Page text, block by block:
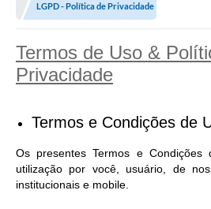
Contratos
Arquivos
Farmácia Básica
Serviços
LGPD - Política de Privacidade
Termos de Uso &
Privacidade
Termos e Condições de
Os presentes Termos e
utilização por você, usuário, de
institucionais e mobile.